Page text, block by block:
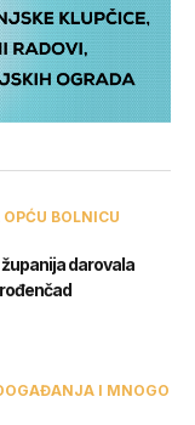
BOLNICU
darovala
I MNOGO